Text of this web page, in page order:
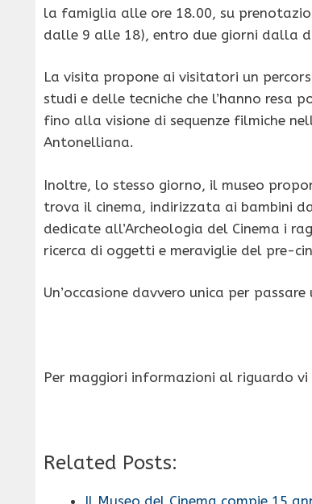
la famiglia alle ore 18.00, su
dalle 9 alle 18), entro due giorni dalla
La visita propone ai visitatori un
studi e delle tecniche che l’hanno resa
fino alla visione di sequenze filmiche
Antonelliana.
Inoltre, lo stesso giorno, il museo
trova il cinema, indirizzata ai bambini
dedicate all’Archeologia del Cinema i
ricerca di oggetti e meraviglie del pre-
Un’occasione davvero unica per
Per maggiori informazioni al riguardo
Related Posts: